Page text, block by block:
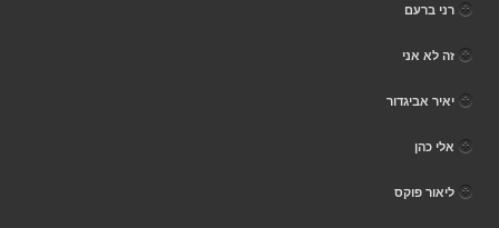
רני ברעם
זה לא אני
יאיר אביגדור
אלי כהן
ליאור פוקס